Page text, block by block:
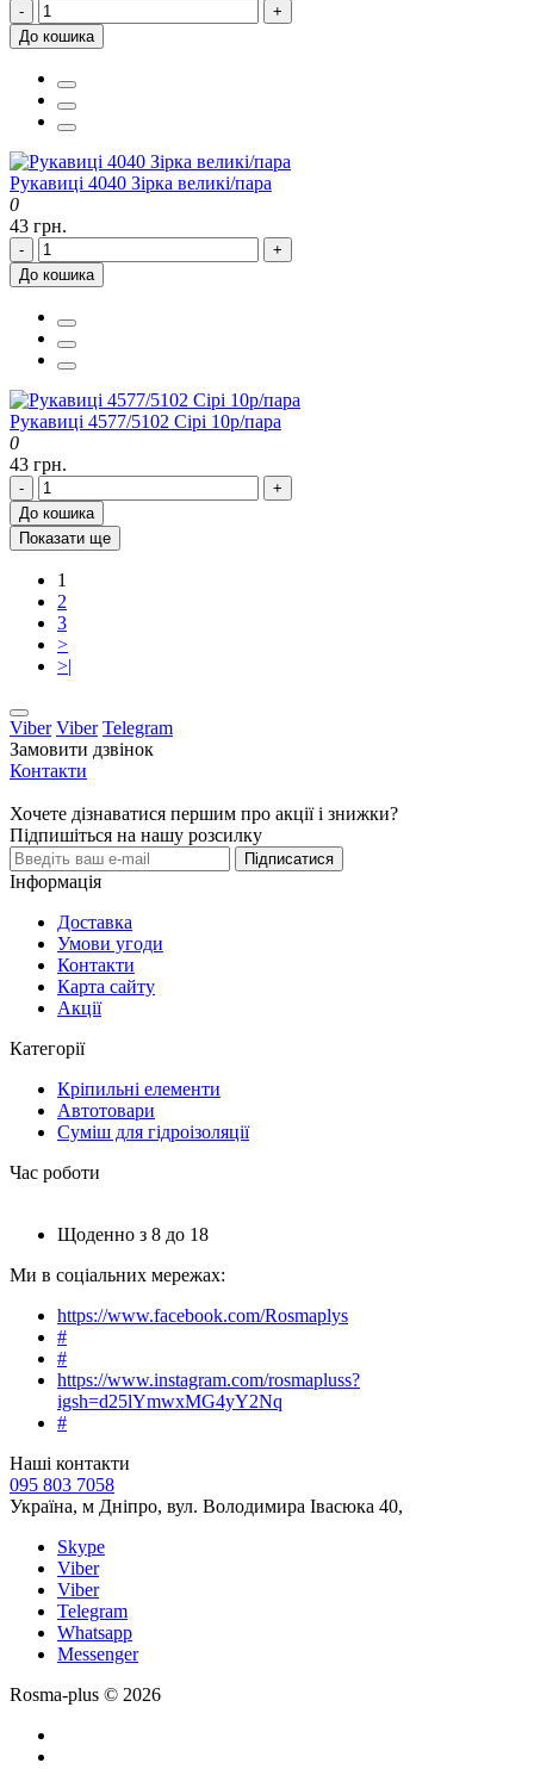
-
+
До кошика
Рукавиці 4040 Зірка великі/пара
0
43 грн.
-
+
До кошика
Рукавиці 4577/5102 Сірі 10р/пара
0
43 грн.
-
+
До кошика
Показати ще
1
2
3
>
>|
Viber Viber Telegram
Замовити дзвінок
Контакти
Хочете дізнаватися першим про акції і знижки?
Підпишіться на нашу розсилку
Підписатися
Інформація
Доставка
Умови угоди
Контакти
Карта сайту
Акції
Категорії
Кріпильні елементи
Автотовари
Суміш для гідроізоляції
Час роботи
Щоденно з 8 до 18
Ми в соціальних мережах:
https://www.facebook.com/Rosmaplys
#
#
https://www.instagram.com/rosmapluss?
igsh=d25lYmwxMG4yY2Nq
#
Наші контакти
095 803 7058
Україна, м Дніпро, вул. Володимира Івасюка 40,
Skype
Viber
Viber
Telegram
Whatsapp
Messenger
Rosma-plus © 2026